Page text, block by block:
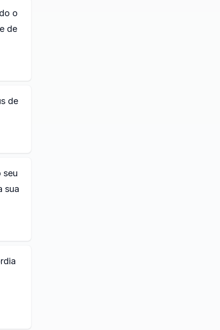
o
de
de
seu
sua